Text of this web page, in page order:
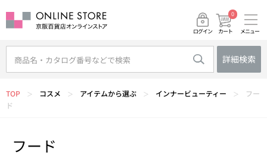
ログイン カート
0
メニュー
詳細検索
TOP ＞ コスメ ＞ アイテムから選ぶ ＞ インナービューティー ＞
フー
ド
フード